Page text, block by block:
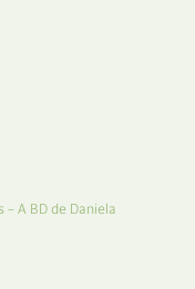
A BD de Daniela